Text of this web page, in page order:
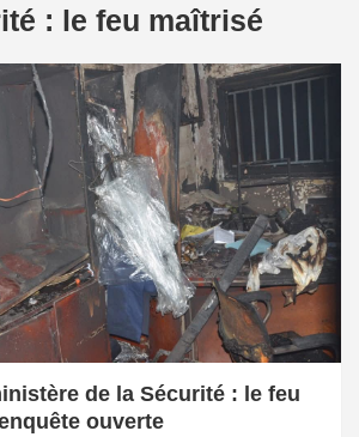
: le feu maîtrisé
de la Sécurité : le feu
ouverte